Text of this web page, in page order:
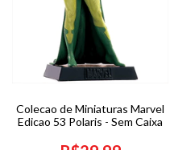
Colecao de Miniaturas Marvel
Edicao 53 Polaris - Sem Caixa